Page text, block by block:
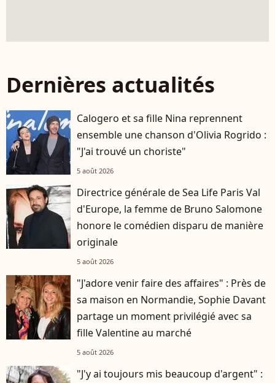
Dernières actualités
Calogero et sa fille Nina reprennent
ensemble une chanson d'Olivia Rogrido :
"J'ai trouvé un choriste"
5 août 2026
Directrice générale de Sea Life Paris Val
d'Europe, la femme de Bruno Salomone
honore le comédien disparu de manière
originale
5 août 2026
"J'adore venir faire des affaires" : Près de
sa maison en Normandie, Sophie Davant
partage un moment privilégié avec sa
fille Valentine au marché
5 août 2026
"J'y ai toujours mis beaucoup d'argent" :